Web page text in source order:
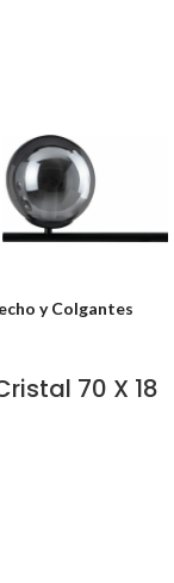
y Colgantes
70 X 18